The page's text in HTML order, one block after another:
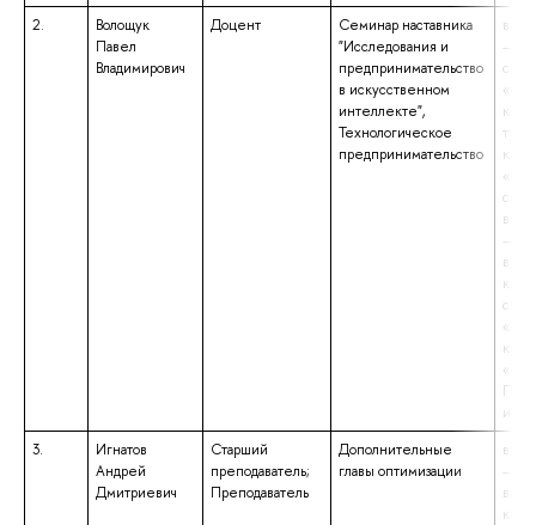
2.
Волощук
Павел
Владимирович
Доцент
Семинар наставника
"Исследования и
предпринимательство
в искусственном
интеллекте",
Технологическое
предпринимательство
–
–
3.
Игнатов
Андрей
Дмитриевич
Старший
преподаватель;
Преподаватель
Дополнительные
главы оптимизации
–